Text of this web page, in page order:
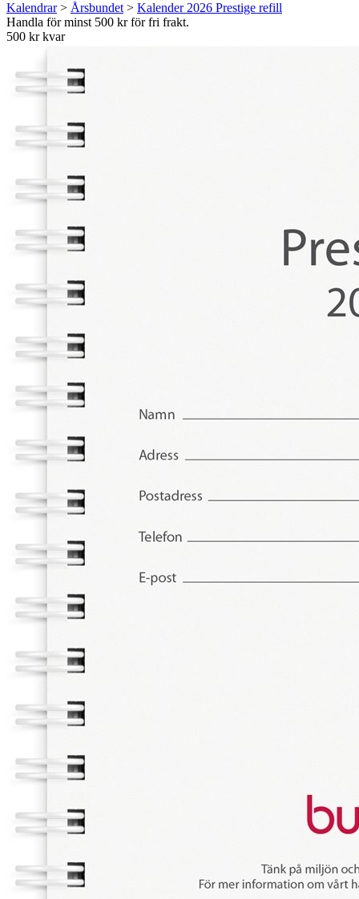
Kalendrar> Årsbundet > Kalender 2026 Prestige refill
Handla för minst 500 kr för fri frakt.
500 kr kvar